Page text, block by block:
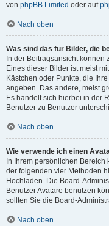
von phpBB Limited oder auf
Nach oben
Was sind das für Bilder, die
In der Beitragsansicht
Eines dieser Bilder ist meist
Kästchen oder Punkte, die
angeben. Das andere, meist
Es handelt sich hierbei in der
Benutzer zu Benutzer
Nach oben
Wie verwende ich einen
In Ihrem persönlichen Bereich
der folgenden vier Methoden
Hochladen. Die Board-
Benutzer Avatare benutzen
sollten Sie die Board-
Nach oben